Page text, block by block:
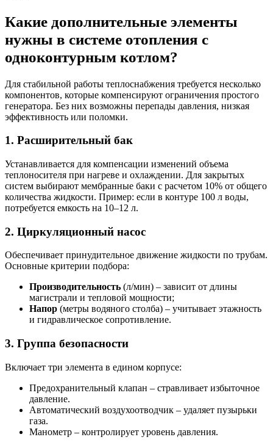
Какие дополнительные элементы
нужны в системе отопления с
одноконтурным котлом?
Для стабильной работы теплоснабжения требуется несколько
компонентов, которые компенсируют ограничения простого
генератора. Без них возможны перепады давления, низкая
эффективность или поломки.
1. Расширительный бак
Устанавливается для компенсации изменений объема
теплоносителя при нагреве и охлаждении. Для закрытых
систем выбирают мембранные баки с расчетом 10% от общего
количества жидкости. Пример: если в контуре 100 л воды,
потребуется емкость на 10–12 л.
2. Циркуляционный насос
Обеспечивает принудительное движение жидкости по трубам.
Основные критерии подбора:
Производительность (л/мин) – зависит от длины
магистрали и тепловой мощности;
Напор (метры водяного столба) – учитывает этажность
и гидравлическое сопротивление.
3. Группа безопасности
Включает три элемента в едином корпусе:
Предохранительный клапан – стравливает избыточное
давление.
Автоматический воздухоотводчик – удаляет пузырьки
газа.
Манометр – контролирует уровень давления.